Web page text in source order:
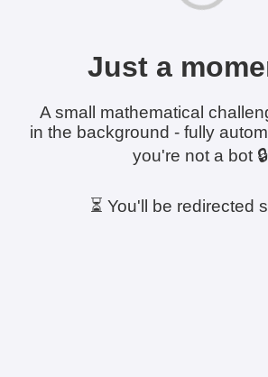
Just a
A small mathematical
in the background - fully
you're not a bot
⏳ You'll be redirected